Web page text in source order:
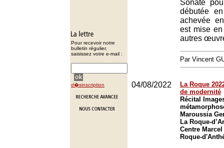
Pour recevoir notre
bulletin régulier,
saisissez votre e-mail :
d�sinscription
Sonate
débutée
achevée
est mise
autres
Par Vincent
04/08/2022
La Roque
de modernité
Récital
Maroussia
La Roque-
Centre
Roque-